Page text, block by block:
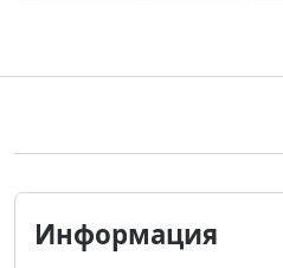
Информация